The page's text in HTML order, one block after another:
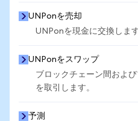
UNPonを売却
UNPonを現金に交換します
UNPonをスワップ
ブロックチェーン間およ
を取引します。
予測